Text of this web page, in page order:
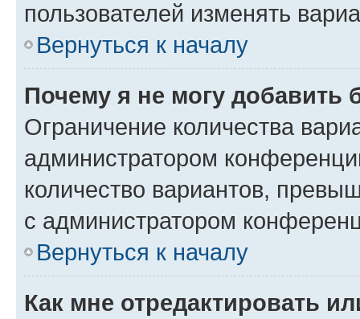
пользователей изменять
Вернуться к началу
Почему я не могу добавить
Ограничение количества
администратором
количество вариантов,
с администратором
Вернуться к началу
Как мне отредактировать